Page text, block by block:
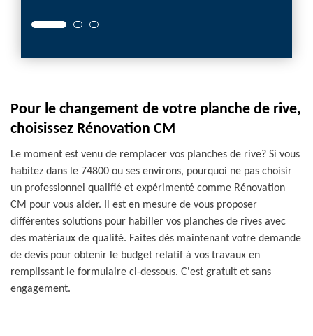
Pour le changement de votre planche de rive,
choisissez Rénovation CM
Le moment est venu de remplacer vos planches de rive? Si vous
habitez dans le 74800 ou ses environs, pourquoi ne pas choisir
un professionnel qualifié et expérimenté comme Rénovation
CM pour vous aider. Il est en mesure de vous proposer
différentes solutions pour habiller vos planches de rives avec
des matériaux de qualité. Faites dès maintenant votre demande
de devis pour obtenir le budget relatif à vos travaux en
remplissant le formulaire ci-dessous. C'est gratuit et sans
engagement.